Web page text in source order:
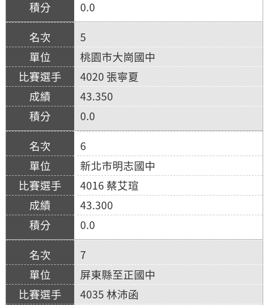
0.0
5
桃園市大崗國中
4020 張寧夏
43.350
0.0
6
新北市明志國中
4016 蔡艾瑄
43.300
0.0
7
屏東縣至正國中
4035 林沛函